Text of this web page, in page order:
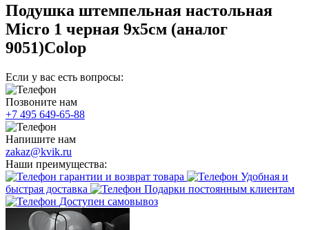
Подушка штемпельная настольная
Micro 1 черная 9х5см (аналог
9051)Colop
Если у вас есть вопросы:
Позвоните нам
+7 495 649-65-88
Напишите нам
zakaz@kvik.ru
Наши преимущества:
гарантии и возврат товара
Удобная и
быстрая доставка
Подарки постоянным клиентам
Доступен самовывоз